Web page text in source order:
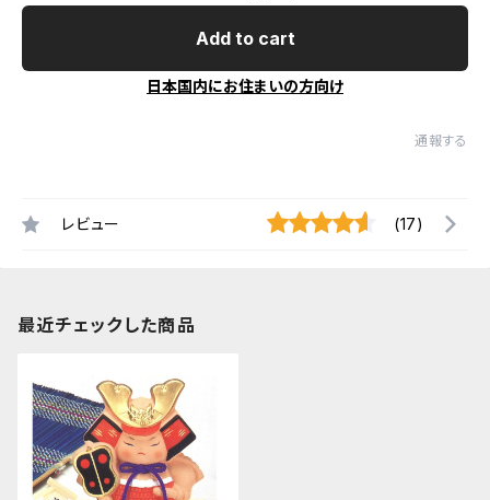
Add to cart
日本国内にお住まいの方向け
通報する
レビュー (17)
最近チェックした商品